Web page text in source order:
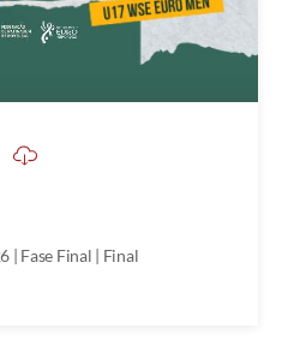
| Fase Final | Final